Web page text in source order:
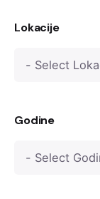
Lokacije
Godine